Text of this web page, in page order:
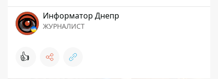
Информатор Днепр
ЖУРНАЛИСТ
👍